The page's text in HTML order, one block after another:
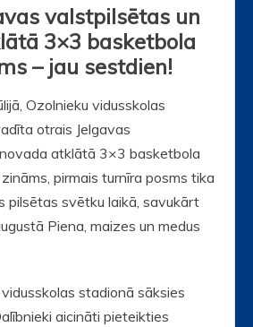
valstpilsētas un
3×3 basketbola
– jau sestdien!
Ozolnieku vidusskolas
otrais Jelgavas
atklātā 3×3 basketbola
pirmais turnīra posms tika
pilsētas svētku laikā, savukārt
Piena, maizes un medus
stadionā sāksies
aicināti pieteikties